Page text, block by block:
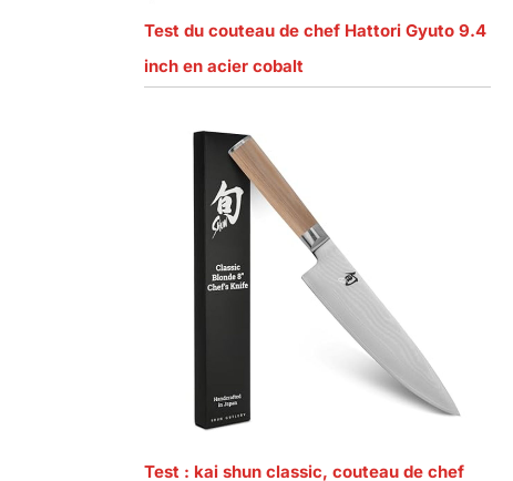
Test du couteau de chef Hattori Gyuto 9.4
inch en acier cobalt
Test : kai shun classic, couteau de chef